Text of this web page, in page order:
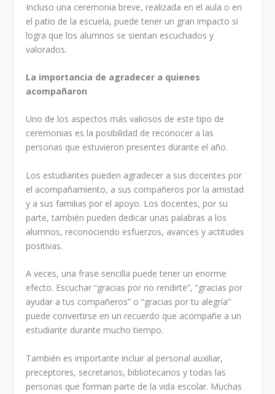
Incluso una ceremonia breve, realizada en el aula o en
el patio de la escuela, puede tener un gran impacto si
logra que los alumnos se sientan escuchados y
valorados.
La importancia de agradecer a quienes
acompañaron
Uno de los aspectos más valiosos de este tipo de
ceremonias es la posibilidad de reconocer a las
personas que estuvieron presentes durante el año.
Los estudiantes pueden agradecer a sus docentes por
el acompañamiento, a sus compañeros por la amistad
y a sus familias por el apoyo. Los docentes, por su
parte, también pueden dedicar unas palabras a los
alumnos, reconociendo esfuerzos, avances y actitudes
positivas.
A veces, una frase sencilla puede tener un enorme
efecto. Escuchar “gracias por no rendirte”, “gracias por
ayudar a tus compañeros” o “gracias por tu alegría”
puede convertirse en un recuerdo que acompañe a un
estudiante durante mucho tiempo.
También es importante incluir al personal auxiliar,
preceptores, secretarios, bibliotecarios y todas las
personas que forman parte de la vida escolar. Muchas